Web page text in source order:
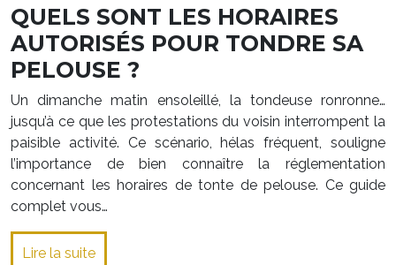
QUELS SONT LES HORAIRES
AUTORISÉS POUR TONDRE SA
PELOUSE ?
Un dimanche matin ensoleillé, la tondeuse ronronne…
jusqu’à ce que les protestations du voisin interrompent la
paisible activité. Ce scénario, hélas fréquent, souligne
l’importance de bien connaître la réglementation
concernant les horaires de tonte de pelouse. Ce guide
complet vous…
Lire la suite